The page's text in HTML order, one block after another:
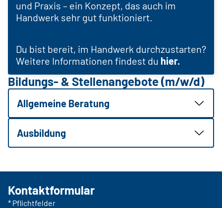
und Praxis – ein Konzept, das auch im
Handwerk sehr gut funktioniert.
Du bist bereit, im Handwerk durchzustarten?
Weitere Informationen findest du hier.
Bildungs- & Stellenangebote (m/w/d)
Allgemeine Beratung
Ausbildung
Kontaktformular
* Pflichtfelder